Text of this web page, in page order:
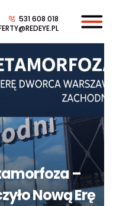
531 608 018
–
Nową Erę